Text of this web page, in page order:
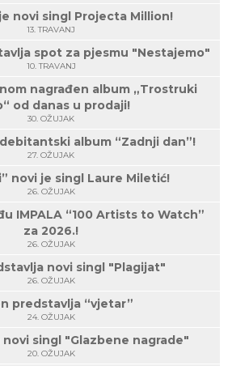
novi singl Projecta Million!
13. TRAVANJ
spot za pjesmu "Nestajemo"
10. TRAVANJ
nagrađen album „Trostruki
od danas u prodaji!
30. OŽUJAK
album “Zadnji dan”!
27. OŽUJAK
novi je singl Laure Miletić!
26. OŽUJAK
IMPALA “100 Artists to Watch”
za 2026.!
26. OŽUJAK
novi singl "Plagijat"
26. OŽUJAK
predstavlja “vjetar”
24. OŽUJAK
novi singl "Glazbene nagrade"
20. OŽUJAK